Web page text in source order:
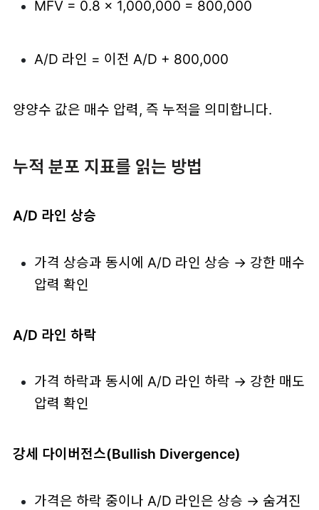
MFV = 0.8 × 1,000,000 = 800,000
A/D 라인 = 이전 A/D + 800,000
양양수 값은 매수 압력, 즉 누적을 의미합니다.
누적 분포 지표를 읽는 방법
A/D 라인 상승
가격 상승과 동시에 A/D 라인 상승 → 강한 매수
압력 확인
A/D 라인 하락
가격 하락과 동시에 A/D 라인 하락 → 강한 매도
압력 확인
강세 다이버전스(Bullish Divergence)
가격은 하락 중이나 A/D 라인은 상승 → 숨겨진